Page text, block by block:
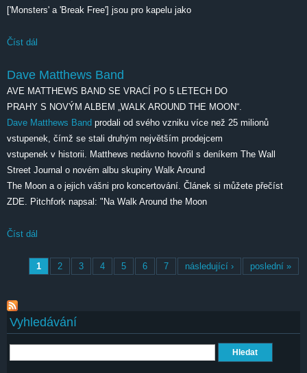
['Monsters' a 'Break Free'] jsou pro kapelu jako
Číst dál
Dave Matthews Band
AVE MATTHEWS BAND SE VRACÍ PO 5 LETECH DO
PRAHY S NOVÝM ALBEM „WALK AROUND THE MOON“.
Dave Matthews Band prodali od svého vzniku více než 25 milionů
vstupenek, čímž se stali druhým největším prodejcem
vstupenek v historii. Matthews nedávno hovořil s deníkem The Wall
Street Journal o novém albu skupiny Walk Around
The Moon a o jejich vášni pro koncertování. Článek si můžete přečíst
ZDE. Pitchfork napsal: "Na Walk Around the Moon
Číst dál
Stránky
1 2 3 4 5 6 7 následující › poslední »
Vyhledávání